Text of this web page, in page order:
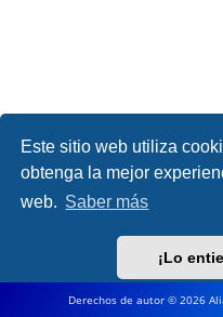
Este sitio web utiliza
obtenga la mejor
web. Saber más
¡Lo
Derechos de autor © 2026